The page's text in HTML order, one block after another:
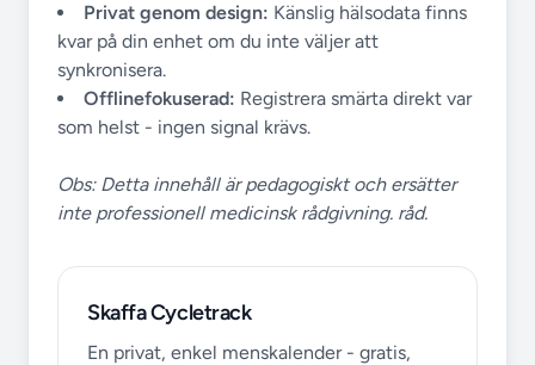
Privat genom design: Känslig hälsodata finns
kvar på din enhet om du inte väljer att
synkronisera.
Offlinefokuserad: Registrera smärta direkt var
som helst - ingen signal krävs.
Obs: Detta innehåll är pedagogiskt och ersätter
inte professionell medicinsk rådgivning. råd.
Skaffa Cycletrack
En privat, enkel menskalender - gratis,